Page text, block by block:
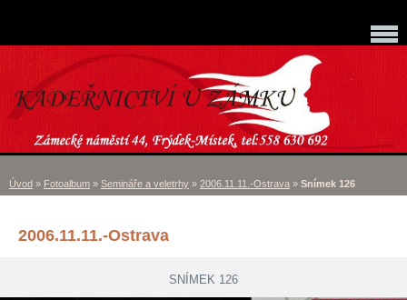
Úvod » Fotoalbum » Semináře a veletrhy » 2006.11.11.-Ostrava » Snímek 126
2006.11.11.-Ostrava
SNÍMEK 126